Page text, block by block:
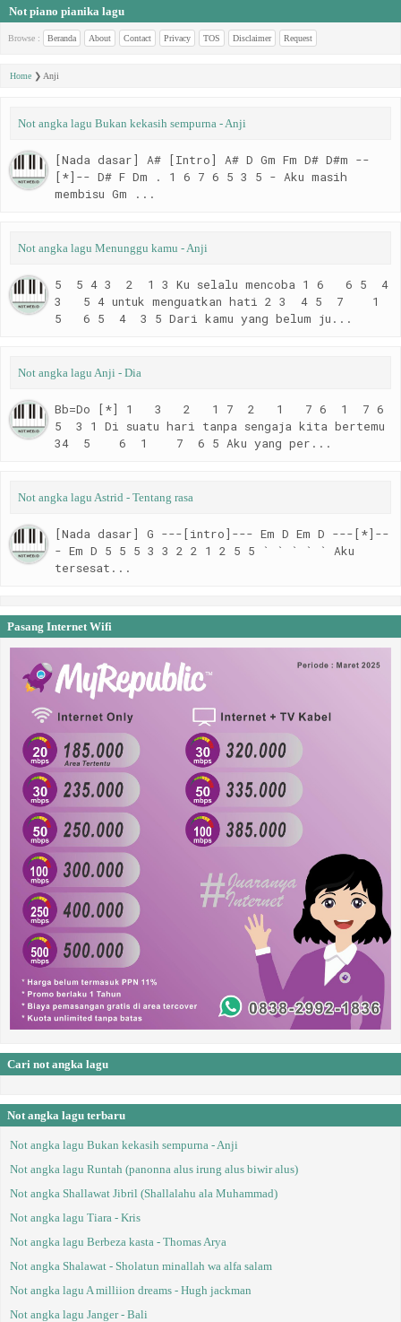
Not piano pianika lagu
Browse : Beranda About Contact Privacy TOS Disclaimer Request
Home ❯ Anji
Not angka lagu Bukan kekasih sempurna - Anji
[Nada dasar] A# [Intro] A# D Gm Fm D# D#m --
[*]-- D# F Dm . 1 6 7 6 5 3 5 - Aku masih
membisu Gm ...
Not angka lagu Menunggu kamu - Anji
5 5 4 3 2 1 3 Ku selalu mencoba 1 6 6 5 4
3 5 4 untuk menguatkan hati 2 3 4 5 7 1
5 6 5 4 3 5 Dari kamu yang belum ju...
Not angka lagu Anji - Dia
Bb=Do [*] 1 3 2 1 7 2 1 7 6 1 7 6
5 3 1 Di suatu hari tanpa sengaja kita bertemu
34 5 6 1 7 6 5 Aku yang per...
Not angka lagu Astrid - Tentang rasa
[Nada dasar] G ---[intro]--- Em D Em D ---[*]--
- Em D 5 5 5 3 3 2 2 1 2 5 5 ` ` ` ` ` Aku
tersesat...
Pasang Internet Wifi
Cari not angka lagu
Not angka lagu terbaru
Not angka lagu Bukan kekasih sempurna - Anji
Not angka lagu Runtah (panonna alus irung alus biwir alus)
Not angka Shallawat Jibril (Shallalahu ala Muhammad)
Not angka lagu Tiara - Kris
Not angka lagu Berbeza kasta - Thomas Arya
Not angka Shalawat - Sholatun minallah wa alfa salam
Not angka lagu A milliion dreams - Hugh jackman
Not angka lagu Janger - Bali